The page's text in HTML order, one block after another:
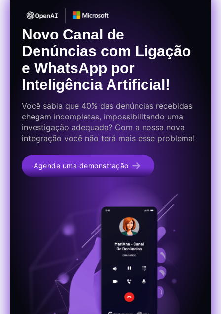
Novo Canal de
Denúncias com Ligação
e WhatsApp por
Inteligência Artificial!
Você sabia que 40% das denúncias recebidas
chegam incompletas, impossibilitando uma
investigação adequada? Com a nossa nova
integração você não terá mais esse problema!
Agende uma demonstração